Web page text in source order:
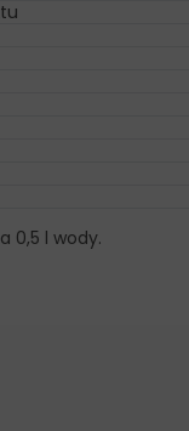
0,5 l wody.